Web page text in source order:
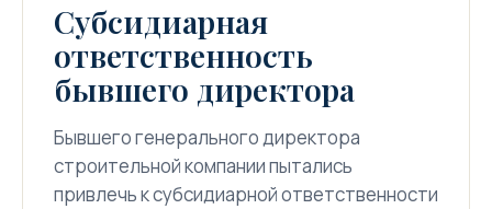
Субсидиарная
ответственность
бывшего директора
Бывшего генерального директора
строительной компании пытались
привлечь к субсидиарной ответственности